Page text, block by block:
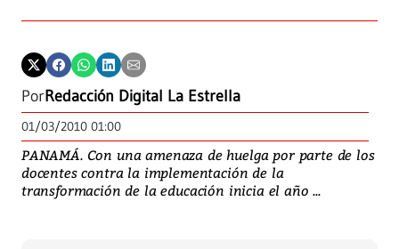
PorRedacción Digital La Estrella
01/03/2010 01:00
PANAMÁ. Con una amenaza de huelga por parte de los
docentes contra la implementación de la
transformación de la educación inicia el año ...